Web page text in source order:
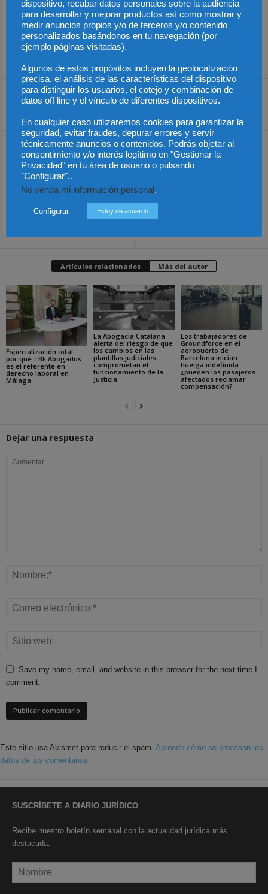
el mercado.
Artículo anterior
México –
Gobierno adelanta cierre
de calendario escolar por
Artículo siguiente
La acreditación, uno de los
Artículos relacionados Más del autor
Especialización total:
por qué TBF Abogados
es el referente en
derecho laboral en
Málaga
La Abogacía Catalana
alerta del riesgo de que
los cambios en las
plantillas judiciales
comprometan el
funcionamiento de la
Justicia
Los trabajadores de
Groundforce en el
aeropuerto de
Barcelona inician
huelga indefinida:
¿pueden los pasajeros
afectados reclamar
compensación?
Dejar una respuesta
Save my name, email, and website in this browser for the next time I
comment.
Este sitio usa Akismet para reducir el spam. Aprende cómo se procesan los
datos de tus comentarios.
SUSCRÍBETE A DIARIO JURÍDICO
Recibe nuestro boletín semanal con la actualidad jurídica más
destacada.
dispositivo, recabar datos personales sobre la audiencia
para desarrollar y mejorar productos así como mostrar y
medir anuncios propios y/o de terceros y/o contenido
personalizados basándonos en tu navegación (por
ejemplo páginas visitadas).
Algunos de estos propósitos incluyen la geolocalización
precisa, el análisis de las características del dispositivo
para distinguir los usuarios, el cotejo y combinación de
datos off line y el vínculo de diferentes dispositivos.
En cualquier caso utilizaremos cookies para garantizar la
seguridad, evitar fraudes, depurar errores y servir
técnicamente anuncios o contenidos. Podrás objetar al
consentimiento y/o interés legítimo en "Gestionar la
Privacidad" en tu área de usuario o pulsando
"Configurar"..
No venda mi información personal.
Configurar Estoy de acuerdo